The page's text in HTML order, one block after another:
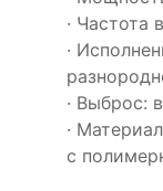
· Частота
·
· Выброс:
·
с